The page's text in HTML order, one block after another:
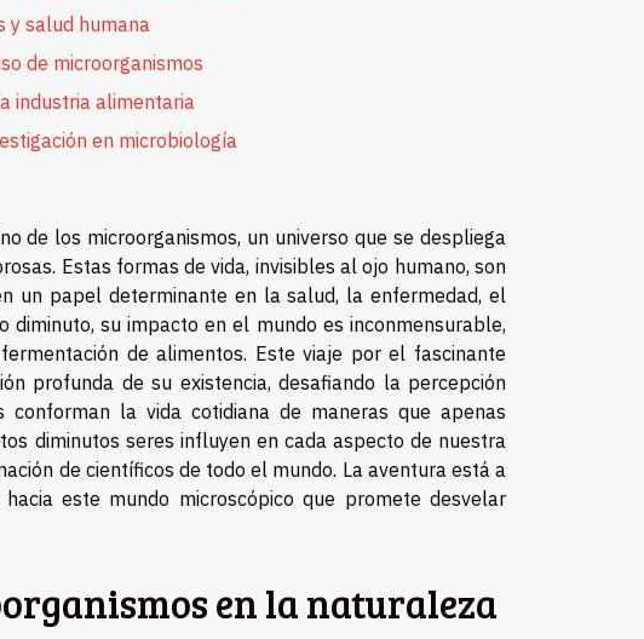
y salud humana
de microorganismos
industria alimentaria
en microbiología
de los microorganismos, un universo que se despliega
Estas formas de vida, invisibles al ojo humano, son
un papel determinante en la salud, la enfermedad, el
su impacto en el mundo es inconmensurable,
de alimentos. Este viaje por el fascinante
profunda de su existencia, desafiando la percepción
la vida cotidiana de maneras que apenas
diminutos seres influyen en cada aspecto de nuestra
de científicos de todo el mundo. La aventura está a
este mundo microscópico que promete desvelar
en la naturaleza